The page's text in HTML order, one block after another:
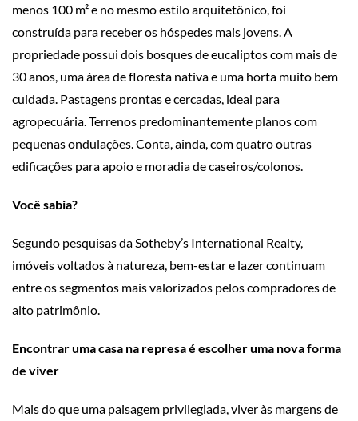
menos 100 m² e no mesmo estilo arquitetônico, foi
construída para receber os hóspedes mais jovens. A
propriedade possui dois bosques de eucaliptos com mais de
30 anos, uma área de floresta nativa e uma horta muito bem
cuidada. Pastagens prontas e cercadas, ideal para
agropecuária. Terrenos predominantemente planos com
pequenas ondulações. Conta, ainda, com quatro outras
edificações para apoio e moradia de caseiros/colonos.
Você sabia?
Segundo pesquisas da Sotheby’s International Realty,
imóveis voltados à natureza, bem-estar e lazer continuam
entre os segmentos mais valorizados pelos compradores de
alto patrimônio.
Encontrar uma casa na represa é escolher uma nova forma
de viver
Mais do que uma paisagem privilegiada, viver às margens de